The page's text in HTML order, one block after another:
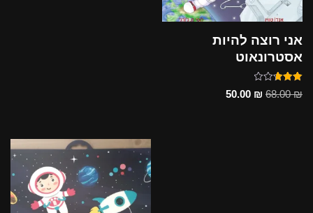
אני רוצה להיות
אסטרונאוט
דורג
5.00
68.00₪
50.00 ₪